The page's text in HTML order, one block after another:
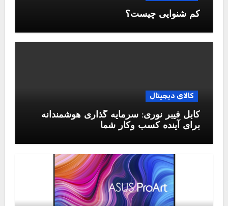
کم شنوایی چیست؟
کالای دیجیتال
کابل فیبر نوری: سرمایه گذاری هوشمندانه
برای آینده کسب وکار شما